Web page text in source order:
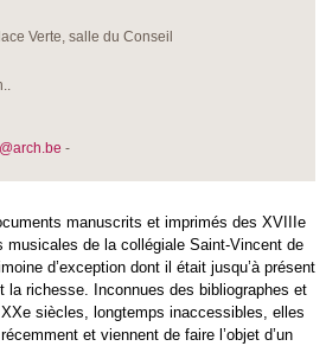
Verte, salle du Conseil
-
manuscrits et imprimés des XVIIIe
de la collégiale Saint-Vincent de
d’exception dont il était jusqu’à présent
la richesse. Inconnues des bibliographes et
siècles, longtemps inaccessibles, elles
et viennent de faire l’objet d’un